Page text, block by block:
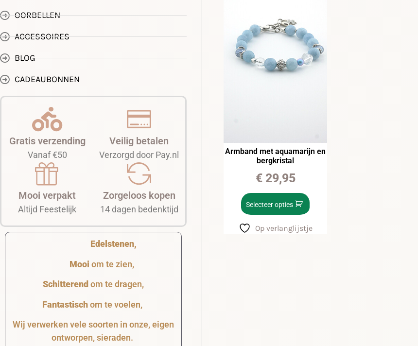
OORBELLEN
ACCESSOIRES
BLOG
CADEAUBONNEN
Gratis verzending
Vanaf €50
Mooi verpakt
Altijd Feestelijk
Veilig betalen
Verzorgd door Pay.nl
Zorgeloos kopen
14 dagen bedenktijd
Edelstenen,
Mooi om te zien,
Schitterend om te dragen,
Fantastischom te voelen,
Wij verwerken vele soorten in onze, eigen
ontworpen, sieraden.
Armband met aquamarijn en
bergkristal
€29,95
Selecteer opties
Op verlanglijstje